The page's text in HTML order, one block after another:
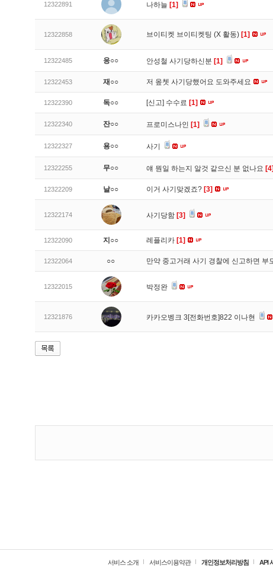
12322891 나하늘 [1]
12322858 브이티켓 브이티켓팅 (X 활동) [1]
12322485 응○○ 안성철 사기당하신분 [1]
12322453 재○○ 저 옾쳇 사기당했어요 도와주세요
12322390 독○○ [신고] 수수료 [1]
12322340 잔○○ 프로미스나인 [1]
12322327 용○○ 사기
12322255 무○○ 얘 뭔일 하는지 알것 같으신 분 없나요 [4]
12322209 날○○ 이거 사기맞겠죠? [3]
12322174 사기당함 [3]
12322090 지○○ 레플리카 [1]
12322064 ○○ 만약 중고거래 사기 경찰에 신고하면 부
12322015 박정완
12321876 카카오벵크 3[전화번호]822 이나현
서비스 소개 서비스이용약관 개인정보처리방침 API